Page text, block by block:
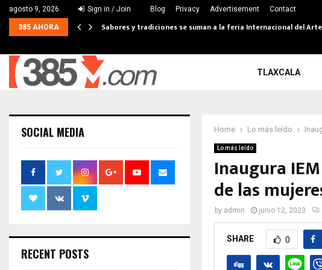
agosto 9, 2026 Sign in / Join Blog Privacy Advertisement Contact
385 AHORA Sabores y tradiciones se suman a la feria Internacional del
TLAXCALA
Home Lo más leído
Lo más leído
Inaugura
de las
by admin junio 12, 2023
SHARE 0
SOCIAL MEDIA
RECENT POSTS